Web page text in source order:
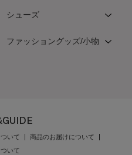
シューズ
ファッショングッズ/小物
いて
商品のお届けについて
いて